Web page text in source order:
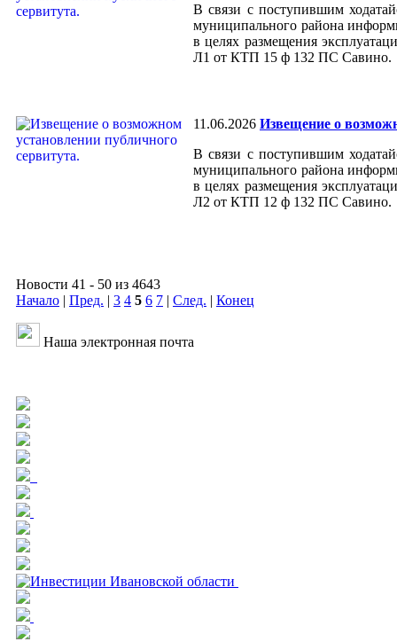
В связи с поступившим
муниципального района
в целях размещения
Л1 от КТП 15 ф 132 ПС Савино.
11.06.2026 Извещение о
В связи с поступившим
муниципального района
в целях размещения
Л2 от КТП 12 ф 132 ПС Савино.
Новости 41 - 50 из 4643
Начало | Пред. | 3 4 5 6 7 | След. | Конец
Наша электронная почта